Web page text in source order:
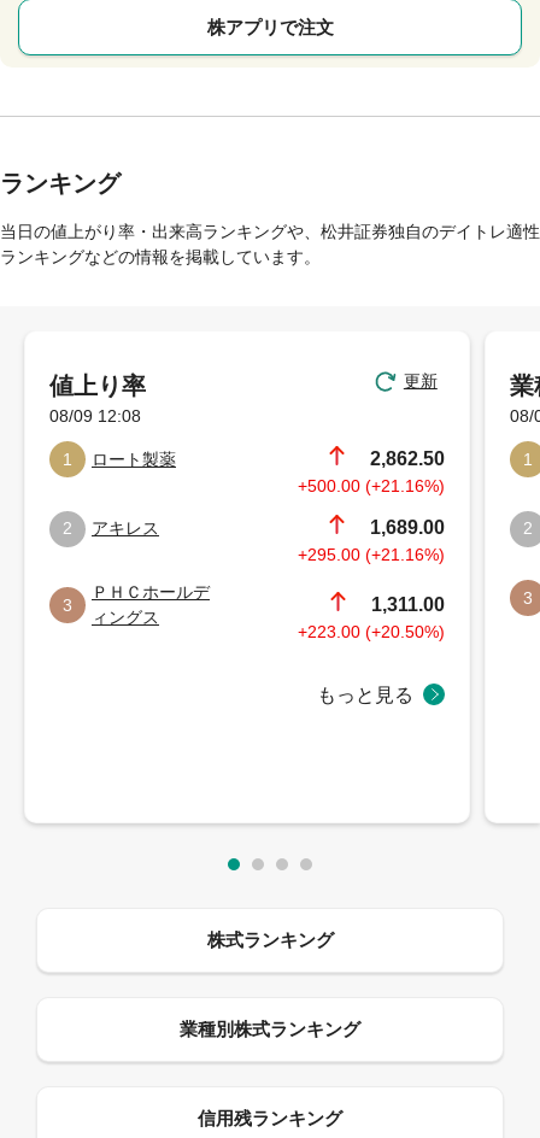
株アプリで注文
ランキング
当日の値上がり率・出来高ランキングや、松井証券独自のデイトレ適性
ランキングなどの情報を掲載しています。